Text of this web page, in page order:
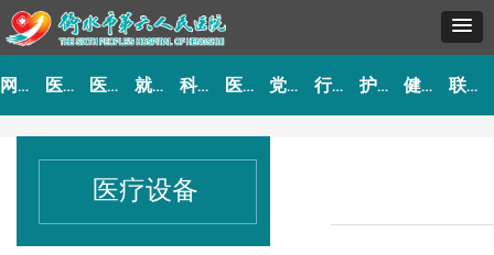
网站首页 医院概况 医院动态 就医指南 科室导航 医生介绍 党建工作 行风建设 护理园地 健康园地 联系我们
医疗设备